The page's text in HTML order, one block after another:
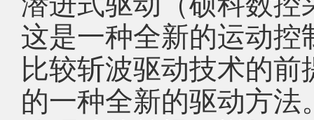
这是一种全新的运动
比较斩波驱动技术的
的一种全新的驱动方